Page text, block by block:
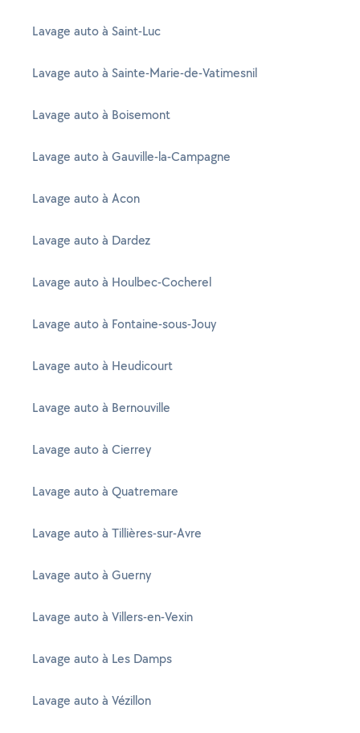
Lavage auto à Saint-Luc
Lavage auto à Sainte-Marie-de-Vatimesnil
Lavage auto à Boisemont
Lavage auto à Gauville-la-Campagne
Lavage auto à Acon
Lavage auto à Dardez
Lavage auto à Houlbec-Cocherel
Lavage auto à Fontaine-sous-Jouy
Lavage auto à Heudicourt
Lavage auto à Bernouville
Lavage auto à Cierrey
Lavage auto à Quatremare
Lavage auto à Tillières-sur-Avre
Lavage auto à Guerny
Lavage auto à Villers-en-Vexin
Lavage auto à Les Damps
Lavage auto à Vézillon